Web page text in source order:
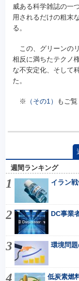
威ある科学雑誌の一
用されるだけの粗末
る。
この、グリーンの
相反に満ちたテクノ
な不安定化、そして
た。
※ （その1） もご覧
週間ランキング
イラン
DC事業
環境問
低炭素燃